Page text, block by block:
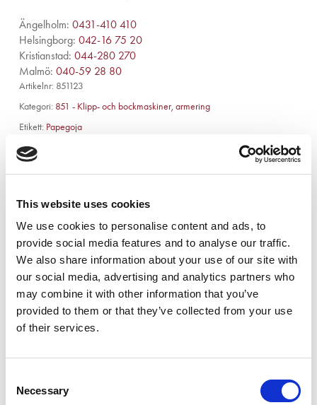
This website uses cookies
We use cookies to personalise content and ads, to
provide social media features and to analyse our traffic.
We also share information about your use of our site with
our social media, advertising and analytics partners who
may combine it with other information that you’ve
provided to them or that they’ve collected from your use
of their services.
Selection
Necessary
Ängelholm: 0431-410 410
Helsingborg: 042-16 75 20
Kristianstad: 044-280 270
Malmö: 040-59 28 80
Artikelnr: 851123
Kategori: 851 - Klipp- och bockmaskiner, armering
Etikett: Papegoja
Beskrivning
Teknisk data
Strömförsörjning: Nät
Klippkapacitet diameter: 16 mm
Vikt: 7 kg
Klipphastighet: 2 sek